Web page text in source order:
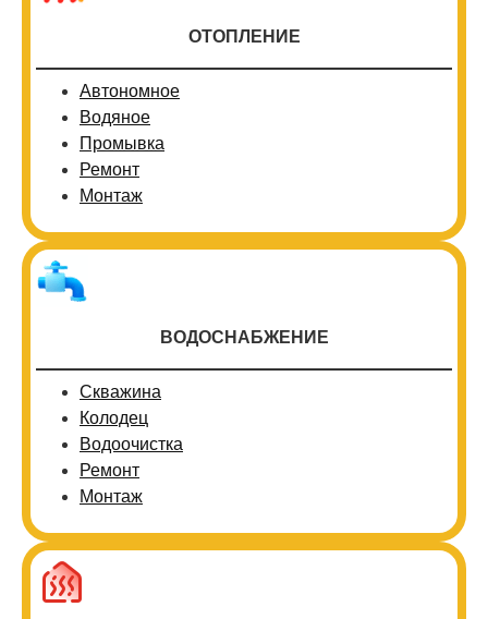
ОТОПЛЕНИЕ
Автономное
Водяное
Промывка
Ремонт
Монтаж
ВОДОСНАБЖЕНИЕ
Скважина
Колодец
Водоочистка
Ремонт
Монтаж